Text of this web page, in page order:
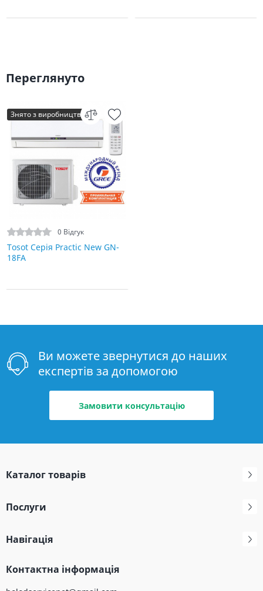
Переглянуто
Знято з виробництва
0 Відгук
Tosot Серія Practic New GN-
18FA
Ви можете звернутися до наших
експертів за допомогою
Замовити консультацію
Каталог товарів
Послуги
Навігація
Контактна інформація